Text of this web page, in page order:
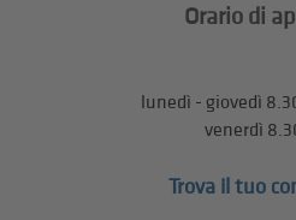
Orario di
lunedì - giovedì
venerdì
Trova il tuo